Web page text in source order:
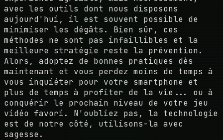
avec les outils dont nous disposons
aujourd'hui, il est souvent possible de
minimiser les dégâts. Bien sûr, ces
méthodes ne sont pas infaillibles et la
meilleure stratégie reste la prévention.
Alors, adoptez de bonnes pratiques dès
maintenant et vous perdez moins de temps à
vous inquiéter pour votre smartphone et
plus de temps à profiter de la vie... ou à
conquérir le prochain niveau de votre jeu
vidéo favori. N'oubliez pas, la technologie
est de notre côté, utilisons-la avec
sagesse.